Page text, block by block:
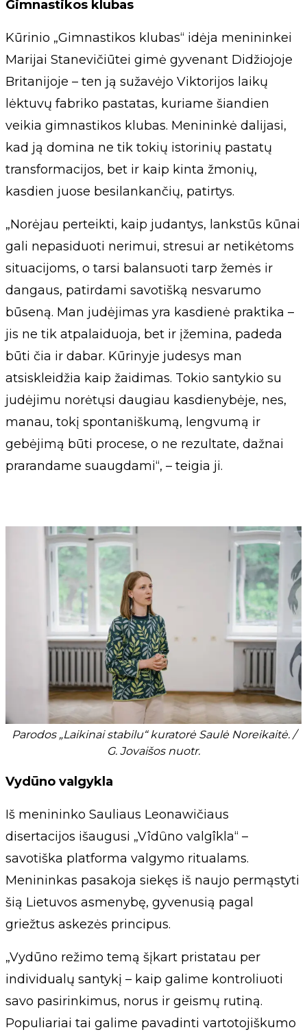
Gimnastikos klubas
Kūrinio „Gimnastikos klubas“ idėja menininkei
Marijai Stanevičiūtei gimė gyvenant Didžiojoje
Britanijoje – ten ją sužavėjo Viktorijos laikų
lėktuvų fabriko pastatas, kuriame šiandien
veikia gimnastikos klubas. Menininkė dalijasi,
kad ją domina ne tik tokių istorinių pastatų
transformacijos, bet ir kaip kinta žmonių,
kasdien juose besilankančių, patirtys.
„Norėjau perteikti, kaip judantys, lankstūs kūnai
gali nepasiduoti nerimui, stresui ar netikėtoms
situacijoms, o tarsi balansuoti tarp žemės ir
dangaus, patirdami savotišką nesvarumo
būseną. Man judėjimas yra kasdienė praktika –
jis ne tik atpalaiduoja, bet ir įžemina, padeda
būti čia ir dabar. Kūrinyje judesys man
atsiskleidžia kaip žaidimas. Tokio santykio su
judėjimu norėtųsi daugiau kasdienybėje, nes,
manau, tokį spontaniškumą, lengvumą ir
gebėjimą būti procese, o ne rezultate, dažnai
prarandame suaugdami“, – teigia ji.
Parodos „Laikinai stabilu“ kuratorė Saulė Noreikaitė. /
G. Jovaišos nuotr.
Vydūno valgykla
Iš menininko Sauliaus Leonawičiaus
disertacijos išaugusi „Vîdȗno valgîkla“ –
savotiška platforma valgymo ritualams.
Menininkas pasakoja siekęs iš naujo permąstyti
šią Lietuvos asmenybę, gyvenusią pagal
griežtus askezės principus.
„Vydūno režimo temą šįkart pristatau per
individualų santykį – kaip galime kontroliuoti
savo pasirinkimus, norus ir geismų rutiną.
Populiariai tai galime pavadinti vartotojiškumo